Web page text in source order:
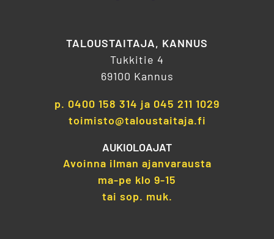
TALOUSTAITAJA, KANNUS
Tukkitie 4
69100 Kannus
p. 0400 158 314 ja 045 211 1029
toimisto@taloustaitaja.fi
AUKIOLOAJAT
Avoinna ilman ajanvarausta
ma-pe klo 9-15
tai sop. muk.